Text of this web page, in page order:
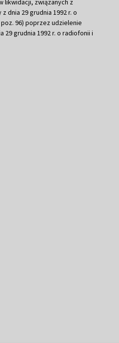
likwidacji, związanych z
dnia 29 grudnia 1992 r. o
poz. 96) poprzez udzielenie
grudnia 1992 r. o radiofonii i